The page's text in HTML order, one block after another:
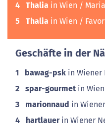
4 Thalia in Wien /
5 Thalia in Wien /
Geschäfte in der
1 bawag-psk in Wiener
2 spar-gourmet in
3 marionnaud in
4 hartlauerin Wiener